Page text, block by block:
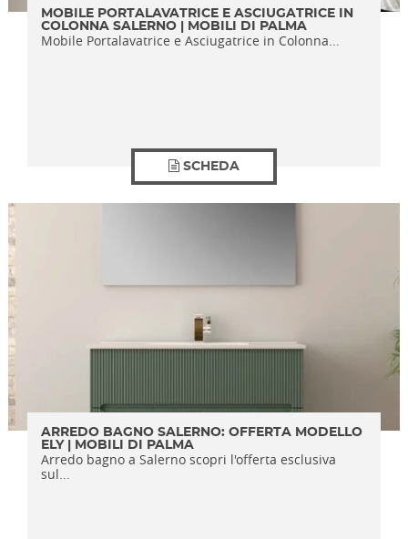
MOBILE PORTALAVATRICE E ASCIUGATRICE IN
COLONNA SALERNO | MOBILI DI PALMA
Mobile Portalavatrice e Asciugatrice in Colonna...
SCHEDA
ARREDO BAGNO SALERNO: OFFERTA MODELLO
ELY | MOBILI DI PALMA
Arredo bagno a Salerno scopri l'offerta esclusiva
sul...